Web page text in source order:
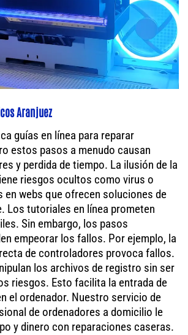
Aranjuez
guías en línea para reparar
estos pasos a menudo causan
y perdida de tiempo. La ilusión de la
riesgos ocultos como virus o
en webs que ofrecen soluciones de
Los tutoriales en línea prometen
Sin embargo, los pasos
empeorar los fallos. Por ejemplo, la
de controladores provoca fallos.
los archivos de registro sin ser
riesgos. Esto facilita la entrada de
el ordenador. Nuestro servicio de
de ordenadores a domicilio le
y dinero con reparaciones caseras.